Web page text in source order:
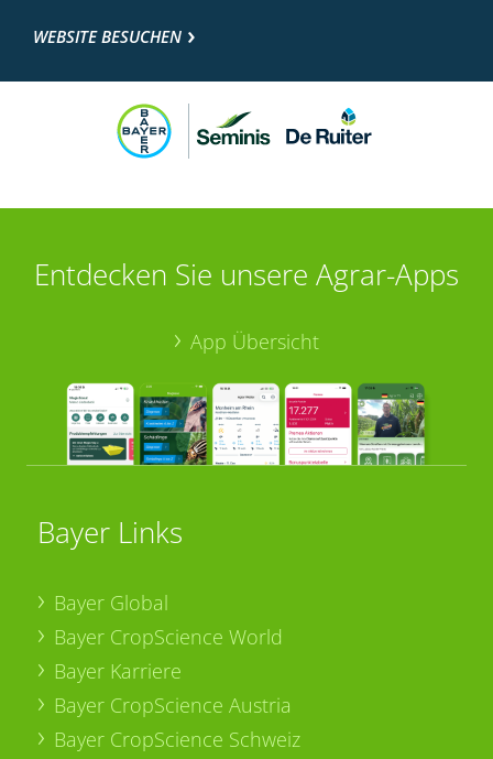
WEBSITE BESUCHEN
Entdecken Sie unsere Agrar-Apps
App Übersicht
Bayer Links
Bayer Global
Bayer CropScience World
Bayer Karriere
Bayer CropScience Austria
Bayer CropScience Schweiz